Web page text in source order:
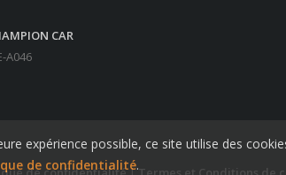
CAR
A046
expérience possible, ce site utilise des
de confidentialité.